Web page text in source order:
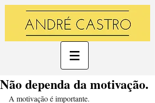
Não dependa da motivação.
A motivação é importante.